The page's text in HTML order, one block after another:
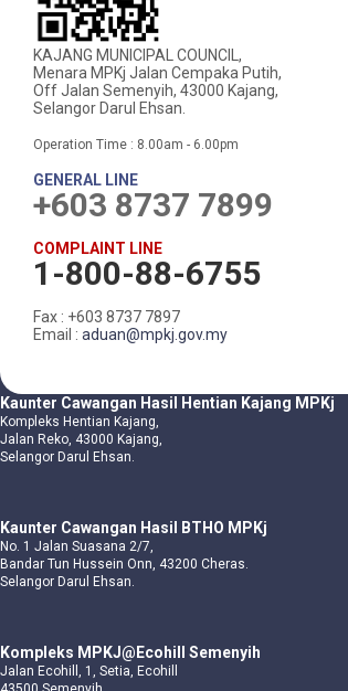
KAJANG MUNICIPAL COUNCIL,
Menara MPKj Jalan Cempaka Putih,
Off Jalan Semenyih, 43000 Kajang,
Selangor Darul Ehsan.
Operation Time : 8.00am - 6.00pm
GENERAL LINE
+603 8737 7899
COMPLAINT LINE
1-800-88-6755
Fax : +603 8737 7897
Email : aduan@mpkj.gov.my
Kaunter Cawangan Hasil Hentian Kajang MPKj
Kompleks Hentian Kajang,
Jalan Reko, 43000 Kajang,
Selangor Darul Ehsan.
Kaunter Cawangan Hasil BTHO MPKj
No. 1 Jalan Suasana 2/7,
Bandar Tun Hussein Onn, 43200 Cheras.
Selangor Darul Ehsan.
Kompleks MPKJ@Ecohill Semenyih
Jalan Ecohill, 1, Setia, Ecohill